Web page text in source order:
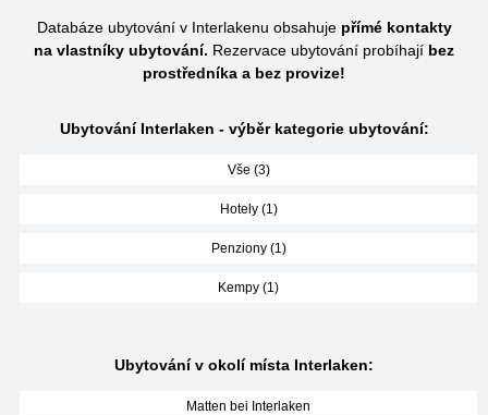
Databáze ubytování v Interlakenu obsahuje přímé kontakty
na vlastníky ubytování. Rezervace ubytování probíhají bez
prostředníka a bez provize!
Ubytování Interlaken - výběr kategorie ubytování:
Vše (3)
Hotely (1)
Penziony (1)
Kempy (1)
Ubytování v okolí místa Interlaken:
Matten bei Interlaken